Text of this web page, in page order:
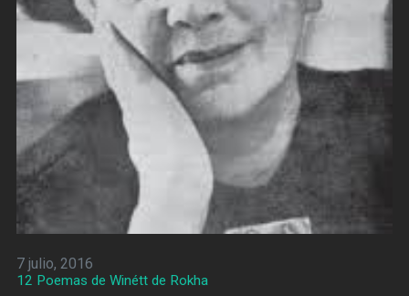
7 julio, 2016
12 Poemas de Winétt de Rokha